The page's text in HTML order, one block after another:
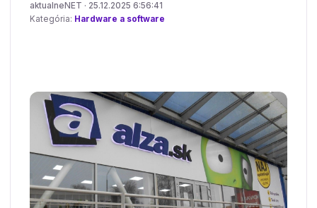
aktualneNET · 25.12.2025 6:56:41
Kategória: Hardware a software